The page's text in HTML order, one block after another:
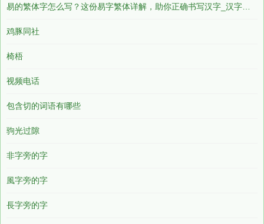
鸡豚同社
椅梧
视频电话
包含切的词语有哪些
驹光过隙
非字旁的字
風字旁的字
長字旁的字